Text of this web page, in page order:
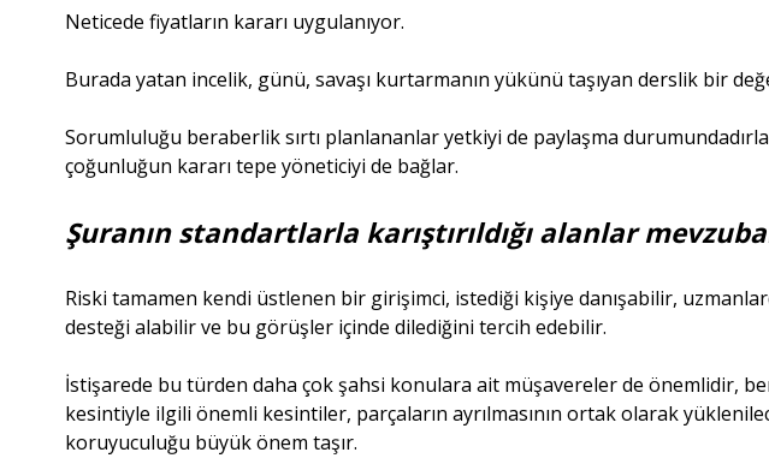
Neticede fiyatların kararı uygulanıyor.
Burada yatan incelik, günü, savaşı kurtarmanın yükünü taşıyan derslik bir
Sorumluluğu beraberlik sırtı planlananlar yetkiyi de paylaşma
çoğunluğun kararı tepe yöneticiyi de bağlar.
Şuranın standartlarla karıştırıldığı alanlar
Riski tamamen kendi üstlenen bir girişimci, istediği kişiye danışabilir,
desteği alabilir ve bu görüşler içinde dilediğini tercih edebilir.
İstişarede bu türden daha çok şahsi konulara ait müşavereler de önemlidir,
kesintiyle ilgili önemli kesintiler, parçaların ayrılmasının ortak olarak
koruyuculuğu büyük önem taşır.